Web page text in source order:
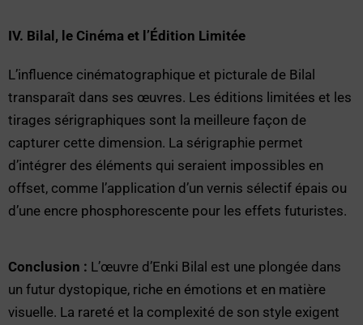
IV. Bilal, le Cinéma et l’Édition Limitée
L’influence cinématographique et picturale de Bilal
transparaît dans ses œuvres. Les éditions limitées et les
tirages sérigraphiques sont la meilleure façon de
capturer cette dimension. La sérigraphie permet
d’intégrer des éléments qui seraient impossibles en
offset, comme l’application d’un vernis sélectif épais ou
d’une encre phosphorescente pour les effets futuristes.
Conclusion : L’œuvre d’Enki Bilal est une plongée dans
un futur dystopique, riche en émotions et en matière
visuelle. La rareté et la complexité de son style exigent